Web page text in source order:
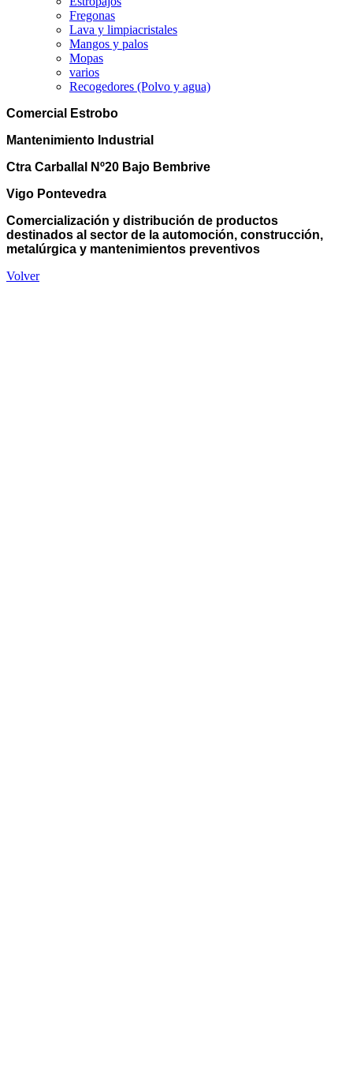
Fregonas
Lava y limpiacristales
Mangos y palos
Mopas
varios
Recogedores (Polvo y agua)
Comercial Estrobo
Mantenimiento Industrial
Ctra Carballal Nº20 Bajo Bembrive
Vigo Pontevedra
Comercialización y distribución de productos
destinados al sector de la automoción, construcción,
metalúrgica y mantenimientos preventivos
Volver